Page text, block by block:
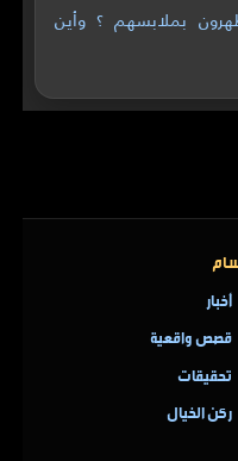
بملابسهم ؟ وأين
أخبار
قصص واقعية
تحقيقات
ركن الخيال